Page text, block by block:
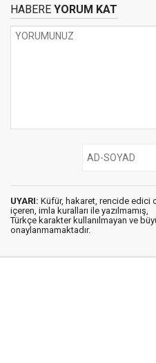
HABERE YORUM KAT
UYARI: Küfür, hakaret, rencide edici
içeren, imla kuralları ile yazılmamış,
Türkçe karakter kullanılmayan ve
onaylanmamaktadır.